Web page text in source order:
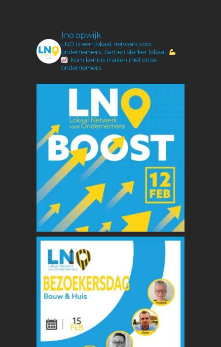
lno.opwijk
LNO is een lokaal netwerk voor
ondernemers. Samen sterker lokaal.
Kom kennis maken met onze
ondernemers.